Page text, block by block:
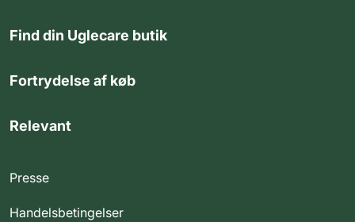
Find din Uglecare butik
Fortrydelse af køb
Relevant
Presse
Handelsbetingelser